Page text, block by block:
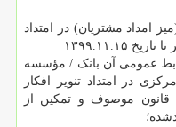
امداد مشتریان) در امتداد
عمومی آن بانک‏‏ / مؤسسه
در امتداد تنویر افکار
موصوف و تمکین از